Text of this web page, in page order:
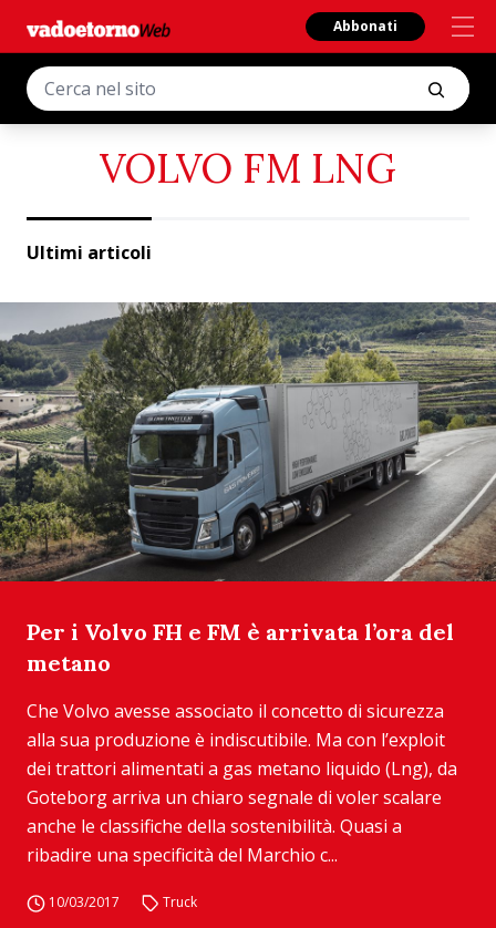
Abbonati
VOLVO FM LNG
Ultimi articoli
Per i Volvo FH e FM è arrivata l’ora del
metano
Che Volvo avesse associato il concetto di sicurezza
alla sua produzione è indiscutibile. Ma con l’exploit
dei trattori alimentati a gas metano liquido (Lng), da
Goteborg arriva un chiaro segnale di voler scalare
anche le classifiche della sostenibilità. Quasi a
ribadire una specificità del Marchio c...
10/03/2017 Truck